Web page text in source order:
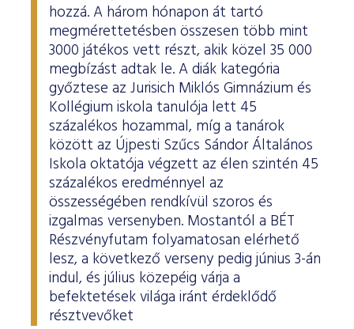
hozzá. A három hónapon át tartó
megmérettetésben összesen több mint
3000 játékos vett részt, akik közel 35 000
megbízást adtak le. A diák kategória
győztese az Jurisich Miklós Gimnázium és
Kollégium iskola tanulója lett 45
százalékos hozammal, míg a tanárok
között az Újpesti Szűcs Sándor Általános
Iskola oktatója végzett az élen szintén 45
százalékos eredménnyel az
összességében rendkívül szoros és
izgalmas versenyben. Mostantól a BÉT
Részvényfutam folyamatosan elérhető
lesz, a következő verseny pedig június 3-án
indul, és július közepéig várja a
befektetések világa iránt érdeklődő
résztvevőket